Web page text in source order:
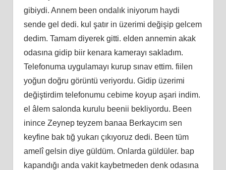
gibiydi. Annem been ondalık iniyorum haydi
sende gel dedi. kul şatır in üzerimi değişip gelcem
dedim. Tamam diyerek gitti. elden annemin akak
odasına gidip biir kenara kamerayı sakladım.
Telefonuma uygulamayı kurup sınav ettim. fiilen
yoğun doğru görüntü veriyordu. Gidip üzerimi
değiştirdim telefonumu cebime koyup aşari indim.
el âlem salonda kurulu beenii bekliyordu. Been
inince Zeynep teyzem banaa Berkaycım sen
keyfine bak tığ yukarı çıkıyoruz dedi. Been tüm
amelî gelsin diye güldüm. Onlarda güldüler. bap
kapandığı anda vakit kaybetmeden denk odasına